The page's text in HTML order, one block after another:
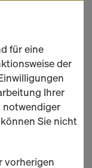
N
pro N
für eine
der
Ihrer
notwendiger
Sie nicht
vorherigen